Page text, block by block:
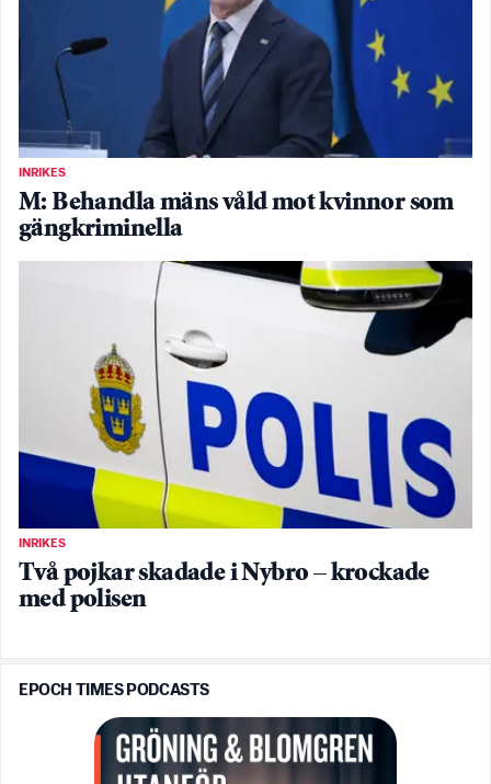
INRIKES
M: Behandla mäns våld mot kvinnor som
gängkriminella
INRIKES
Två pojkar skadade i Nybro – krockade
med polisen
EPOCH TIMES PODCASTS